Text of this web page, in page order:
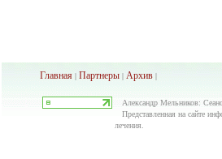
Главная | Партнеры | Архив |
Александр Мельников:
Представленная на сайте
лечения.